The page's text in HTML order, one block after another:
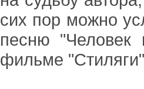
сих пор можно
песню
фильме